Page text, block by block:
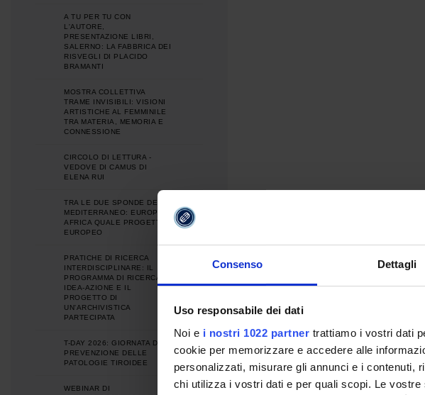
Consenso Dettagli
Uso responsabile dei dati
Noi e i nostri 1022 partner trattiamo i vostri dati
cookie per memorizzare e accedere alle
personalizzati, misurare gli annunci e i contenuti,
chi utilizza i vostri dati e per quali scopi. Le
A TU PER TU CON
L'AUTORE,
PRESENTAZIONE LIBRI,
SALERNO: LA FABBRICA DEI
RISVEGLI DI PLACIDO
BRAMANTI
MOSTRA COLLETTIVA
TRAME INVISIBILI: VISIONI
ARTISTICHE AL FEMMINILE
TRA MATERIA, MEMORIA E
CONNESSIONE
CIRCOLO DI LETTURA -
VEDOVE DI CAMUS DI
ELENA RUI
TRA LE DUE SPONDE DEL
MEDITERRANEO: EUROPA E
AFRICA QUALE PROGETTO
EUROPEO
PRATICHE DI RICERCA
INTERDISCIPLINARE: IL
PROGRAMMA DI RICERCA
IDEA-AZIONE E IL
PROGETTO DI
UN'ARCHIVISTICA
PARTECIPATA
T-DAY 2026: GIORNATA DI
PREVENZIONE DELLE
PATOLOGIE TIROIDEE
WEBINAR DI